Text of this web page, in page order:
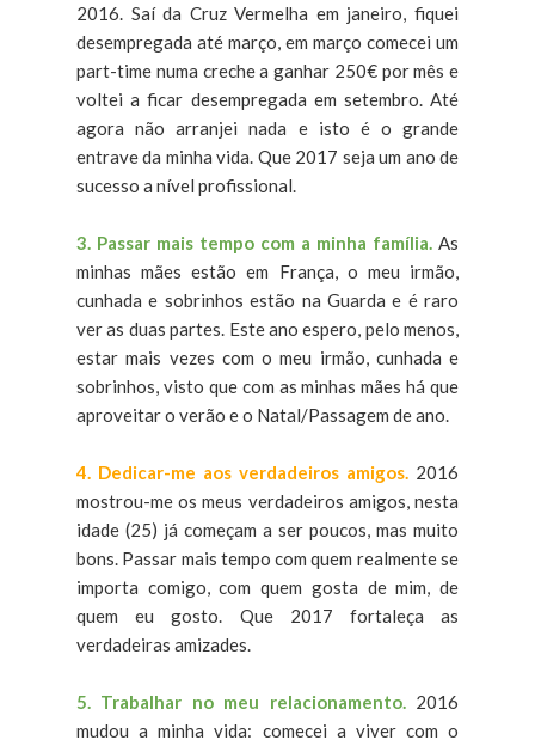
2016. Saí da Cruz Vermelha em janeiro, fiquei
desempregada até março, em março comecei um
part-time numa creche a ganhar 250€ por mês e
voltei a ficar desempregada em setembro. Até
agora não arranjei nada e isto é o grande
entrave da minha vida. Que 2017 seja um ano de
sucesso a nível profissional.
3. Passar mais tempo com a minha família. As
minhas mães estão em França, o meu irmão,
cunhada e sobrinhos estão na Guarda e é raro
ver as duas partes. Este ano espero, pelo menos,
estar mais vezes com o meu irmão, cunhada e
sobrinhos, visto que com as minhas mães há que
aproveitar o verão e o Natal/Passagem de ano.
4. Dedicar-me aos verdadeiros amigos. 2016
mostrou-me os meus verdadeiros amigos, nesta
idade (25) já começam a ser poucos, mas muito
bons. Passar mais tempo com quem realmente se
importa comigo, com quem gosta de mim, de
quem eu gosto. Que 2017 fortaleça as
verdadeiras amizades.
5. Trabalhar no meu relacionamento.2016
mudou a minha vida: comecei a viver com o